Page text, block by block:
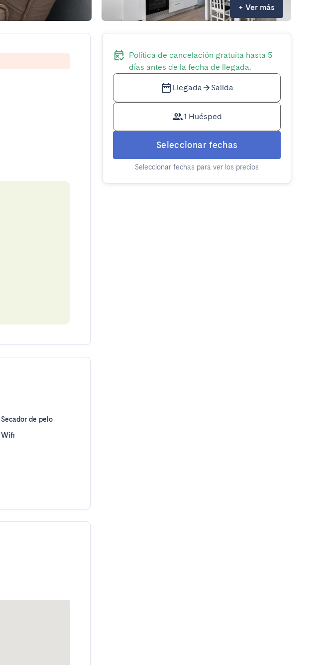
+ Ver más
Secador de pelo
Wifi
Política de cancelación gratuita hasta 5
días antes de la fecha de llegada.
Llegada Salida
1 Huésped
Seleccionar fechas
Seleccionar fechas para ver los precios